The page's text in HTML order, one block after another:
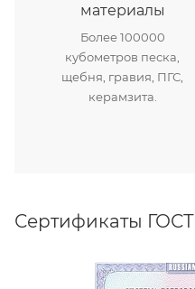
материалы
Более 100000
кубометров песка,
щебня, гравия, ПГС,
керамзита.
Сертификаты ГОСТ